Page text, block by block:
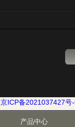
产品中心
京ICP备2021037427号